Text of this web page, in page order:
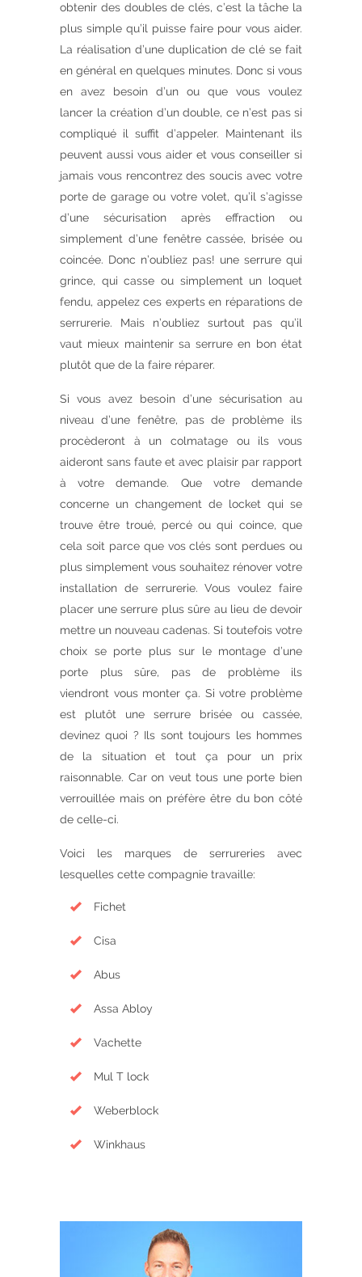
obtenir des doubles de clés, c’est la tâche la
plus simple qu’il puisse faire pour vous aider.
La réalisation d’une duplication de clé se fait
en général en quelques minutes. Donc si vous
en avez besoin d’un ou que vous voulez
lancer la création d’un double, ce n’est pas si
compliqué il suffit d’appeler. Maintenant ils
peuvent aussi vous aider et vous conseiller si
jamais vous rencontrez des soucis avec votre
porte de garage ou votre volet, qu’il s’agisse
d’une sécurisation après effraction ou
simplement d’une fenêtre cassée, brisée ou
coincée. Donc n’oubliez pas! une serrure qui
grince, qui casse ou simplement un loquet
fendu, appelez ces experts en réparations de
serrurerie. Mais n’oubliez surtout pas qu’il
vaut mieux maintenir sa serrure en bon état
plutôt que de la faire réparer.
Si vous avez besoin d’une sécurisation au
niveau d’une fenêtre, pas de problème ils
procèderont à un colmatage ou ils vous
aideront sans faute et avec plaisir par rapport
à votre demande. Que votre demande
concerne un changement de locket qui se
trouve être troué, percé ou qui coince, que
cela soit parce que vos clés sont perdues ou
plus simplement vous souhaitez rénover votre
installation de serrurerie. Vous voulez faire
placer une serrure plus sûre au lieu de devoir
mettre un nouveau cadenas. Si toutefois votre
choix se porte plus sur le montage d’une
porte plus sûre, pas de problème ils
viendront vous monter ça. Si votre problème
est plutôt une serrure brisée ou cassée,
devinez quoi ? Ils sont toujours les hommes
de la situation et tout ça pour un prix
raisonnable. Car on veut tous une porte bien
verrouillée mais on préfère être du bon côté
de celle-ci.
Voici les marques de serrureries avec
lesquelles cette compagnie travaille:
Fichet
Cisa
Abus
Assa Abloy
Vachette
Mul T lock
Weberblock
Winkhaus